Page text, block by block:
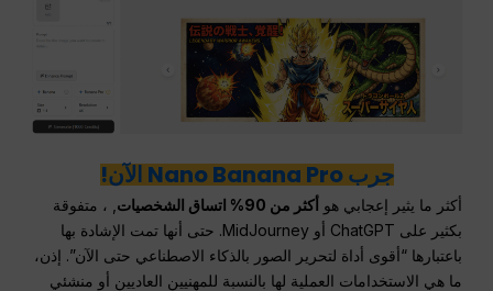
جرب Nano Banana Pro الآن!
أكثر ما يثير إعجابي هو أكثر من 90% اتساق الشخصيات
, ، متفوقة
بكثير على ChatGPT أو MidJourney. حتى أنها تمت الإشادة بها
باعتبارها “أقوى أداة لتحرير الصور بالذكاء الاصطناعي حتى الآن”. إذن،
ما هي الاستخدامات العملية لها بالنسبة للمهنيين العاديين أو منشئي